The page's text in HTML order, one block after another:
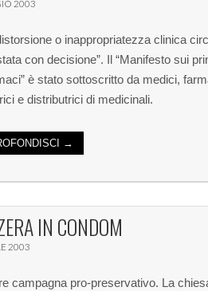
2003
o inappropriatezza clinica
con decisione”. Il “Manifesto sui
è stato sottoscritto da medici,
e distributrici di medicinali.
→
IN CONDOM
2003
campagna pro-preservativo. La